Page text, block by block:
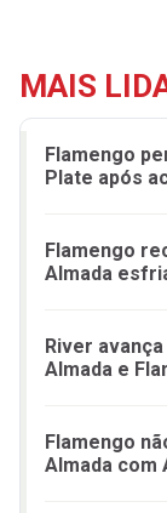
MAIS
Flamengo
Plate após
Flamengo
Almada
River
Almada e
Flamengo
Almada com